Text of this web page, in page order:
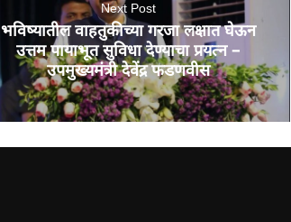
Next Post
भविष्यातील वाहतुकीच्या गरजा लक्षात घेऊन
उत्तम पायाभूत सुविधा देण्याचा प्रयत्न –
उपमुख्यमंत्री देवेंद्र फडणवीस